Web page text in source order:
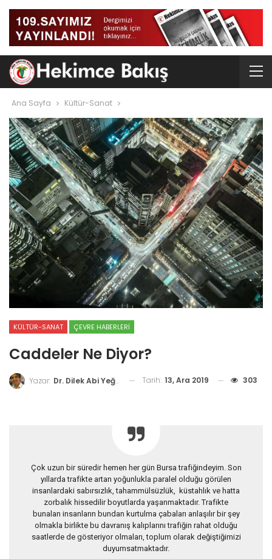
Ana Sayfa Kültür-Sanat
KÜLTÜR-SANAT ÇEVRE HABERLERI
Caddeler Ne Diyor?
Yazar: Dr. Dilek Abi Yeğin Tarih: 13, Ara 2019 303
Çok uzun bir süredir hemen her gün Bursa trafiğindeyim. Son
yıllarda trafikte artan yoğunlukla paralel olduğu görülen
insanlardaki sabırsızlık, tahammülsüzlük, küstahlık ve hatta
zorbalık hissedilir boyutlarda yaşanmaktadır. Trafikte
bunalan insanların bundan kurtulma çabaları anlaşılır bir şey
olmakla birlikte bu davranış kalıplarını trafiğin rahat olduğu
saatlerde de gösteriyor olmaları, toplum olarak değiştiğimizi
duyumsatmaktadır.